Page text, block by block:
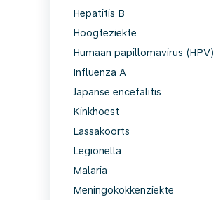
Hepatitis B
Hoogteziekte
Humaan papillomavirus (HPV)
Influenza A
Japanse encefalitis
Kinkhoest
Lassakoorts
Legionella
Malaria
Meningokokkenziekte